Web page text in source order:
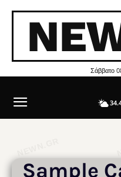
Σάββατο
Sample